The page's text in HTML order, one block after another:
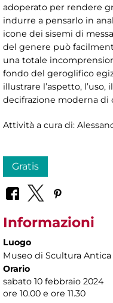
adoperato per rendere
indurre a pensarlo in
icone dei sisemi di
del genere può
una totale
fondo del geroglifico
illustrare l’aspetto,
decifrazione moderna di
Attività a cura di:
Gratis
Informazioni
Luogo
Museo di Scultura
Orario
sabato 10 febbraio 2024
ore 10.00 e ore 11.30